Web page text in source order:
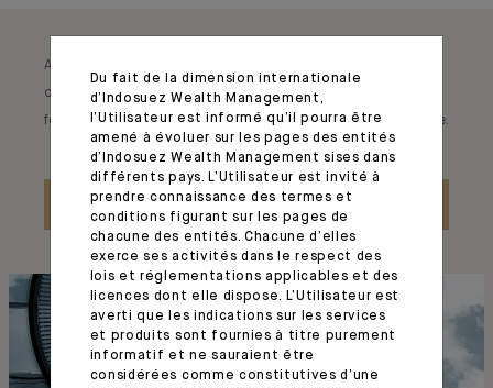
Au-delà de la Gestion de Fortune, nos équipes proposent à une
clientèle de grandes entreprises, d’institutions financières, de
fondations et d’associations des solutions à forte valeur ajoutée.
EN SAVOIR PLUS
Du fait de la dimension internationale
d’Indosuez Wealth Management,
l’Utilisateur est informé qu’il pourra être
amené à évoluer sur les pages des entités
d’Indosuez Wealth Management sises dans
différents pays. L’Utilisateur est invité à
prendre connaissance des termes et
conditions figurant sur les pages de
chacune des entités. Chacune d’elles
exerce ses activités dans le respect des
lois et réglementations applicables et des
licences dont elle dispose. L’Utilisateur est
averti que les indications sur les services
et produits sont fournies à titre purement
informatif et ne sauraient être
considérées comme constitutives d’une